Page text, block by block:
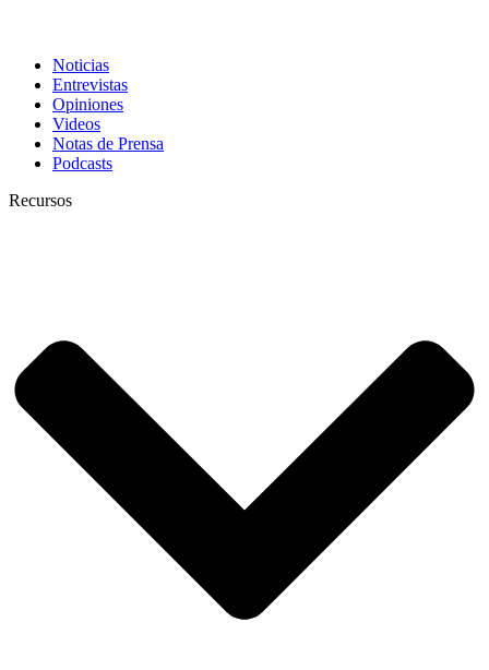
Noticias
Entrevistas
Opiniones
Videos
Notas de Prensa
Podcasts
Recursos